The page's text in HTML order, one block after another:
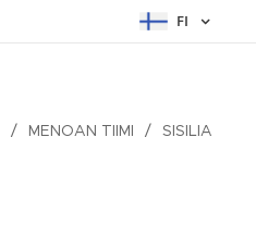
FI
MENOAN TIIMI SISILIA